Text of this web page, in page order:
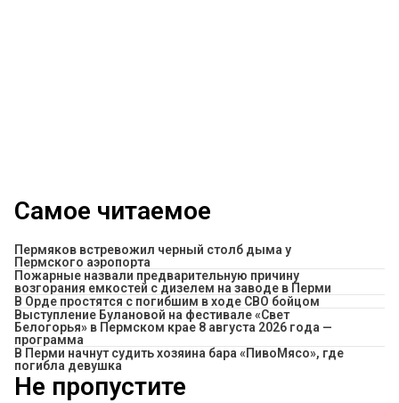
Самое читаемое
Пермяков встревожил черный столб дыма у
Пермского аэропорта
Пожарные назвали предварительную причину
возгорания емкостей с дизелем на заводе в Перми
В Орде простятся с погибшим в ходе СВО бойцом
Выступление Булановой на фестивале «Свет
Белогорья» в Пермском крае 8 августа 2026 года —
программа
​В Перми начнут судить хозяина бара «ПивоМясо», где
погибла девушка
Не пропустите